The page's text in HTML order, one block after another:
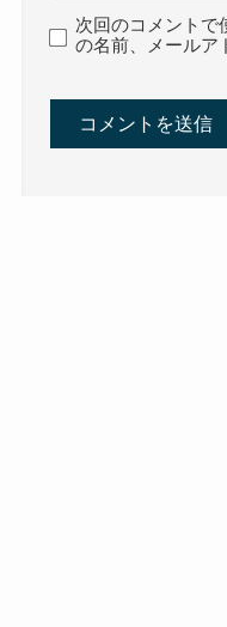
次回のコメントで
の名前、メールア